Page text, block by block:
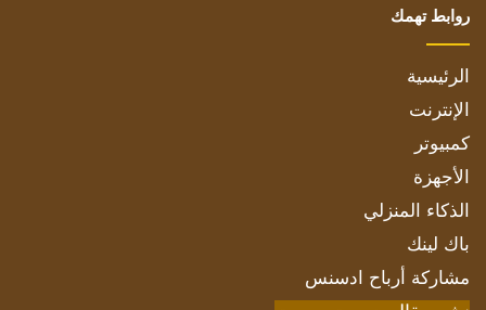
روابط تهمك
الرئيسية
الإنترنت
كمبيوتر
الأجهزة
الذكاء المنزلي
باك لينك
مشاركة أرباح ادسنس